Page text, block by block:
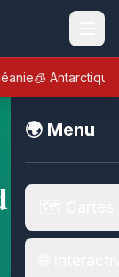
🧊 Antarctique
🌍 Menu